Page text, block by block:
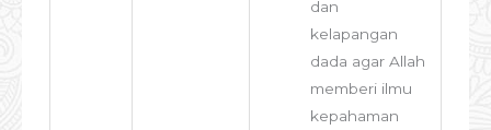
dan
kelapangan
dada agar Allah
memberi ilmu
kepahaman